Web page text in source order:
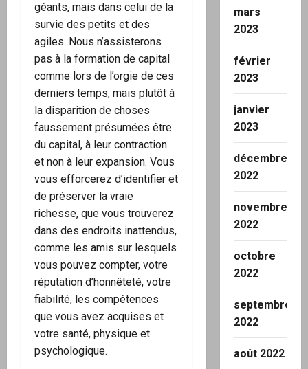
géants, mais dans celui de la
survie des petits et des
agiles. Nous n’assisterons
pas à la formation de capital
comme lors de l’orgie de ces
derniers temps, mais plutôt à
la disparition de choses
faussement présumées être
du capital, à leur contraction
et non à leur expansion. Vous
vous efforcerez d’identifier et
de préserver la vraie
richesse, que vous trouverez
dans des endroits inattendus,
comme les amis sur lesquels
vous pouvez compter, votre
réputation d’honnêteté, votre
fiabilité, les compétences
que vous avez acquises et
votre santé, physique et
psychologique.
mars
2023
février
2023
janvier
2023
décembre
2022
novembre
2022
octobre
2022
septembre
2022
août 2022